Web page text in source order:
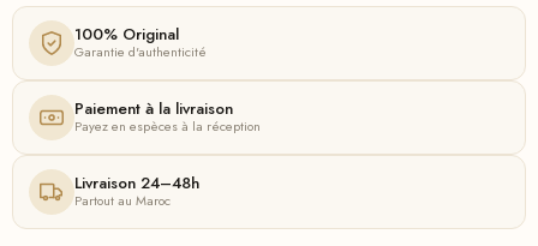
100% Original
Garantie d'authenticité
Paiement à la livraison
Payez en espèces à la réception
Livraison 24–48h
Partout au Maroc